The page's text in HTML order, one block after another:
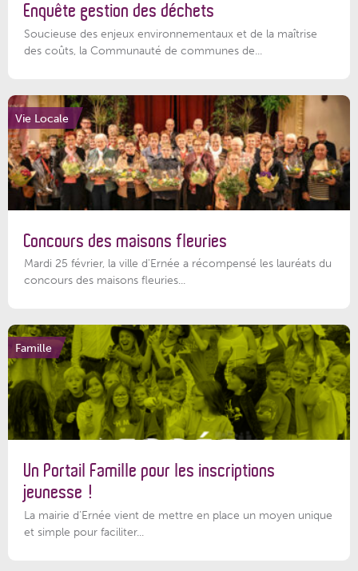
Enquête gestion des déchets
Soucieuse des enjeux environnementaux et de la maîtrise
des coûts, la Communauté de communes de...
Vie Locale
Concours des maisons fleuries
Mardi 25 février, la ville d'Ernée a récompensé les lauréats du
concours des maisons fleuries...
Famille
Un Portail Famille pour les inscriptions
jeunesse !
La mairie d’Ernée vient de mettre en place un moyen unique
et simple pour faciliter...